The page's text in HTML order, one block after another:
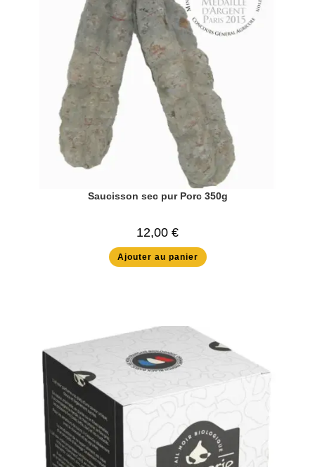
Saucisson sec pur Porc 350g
12,00 €
Ajouter au panier